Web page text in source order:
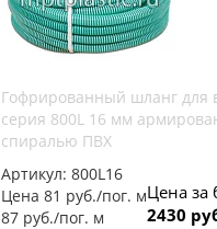
Гофрированный шланг для
серия 800L 16 мм
спиралью ПВХ
Артикул: 800L16
Цена 81 руб./пог. м
87 руб./пог. м
Цена за
2430